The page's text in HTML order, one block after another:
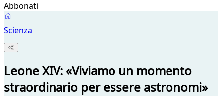
Abbonati
Scienza
Leone XIV: «Viviamo un momento
straordinario per essere astronomi»